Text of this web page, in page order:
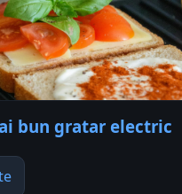
bun gratar electric